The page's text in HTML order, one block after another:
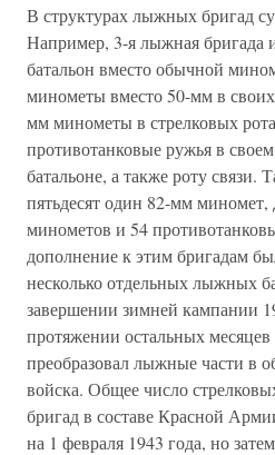
В структурах лыжных бригад
Например, 3-я лыжная бригада
батальон вместо обычной
минометы вместо 50-мм в
мм минометы в стрелковых
противотанковые ружья в
батальоне, а также роту связи.
пятьдесят один 82-мм миномет,
минометов и 54
дополнение к этим бригадам
несколько отдельных лыжных
завершении зимней кампании
протяжении остальных
преобразовал лыжные части в
войска. Общее число
бригад в составе Красной
на 1 февраля 1943 года, но